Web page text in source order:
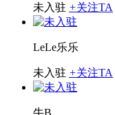
未入驻 +关注TA
LeLe乐乐
未入驻 +关注TA